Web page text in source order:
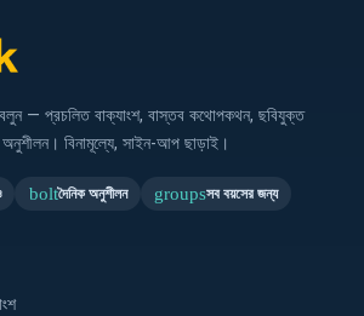
— প্রচলিত বাক্যাংশ, বাস্তব কথোপকথন, ছবিযুক্ত
অনুশীলন। বিনামূল্যে, সাইন-আপ ছাড়াই।
boltদৈনিক অনুশীলন groupsসব বয়সের জন্য